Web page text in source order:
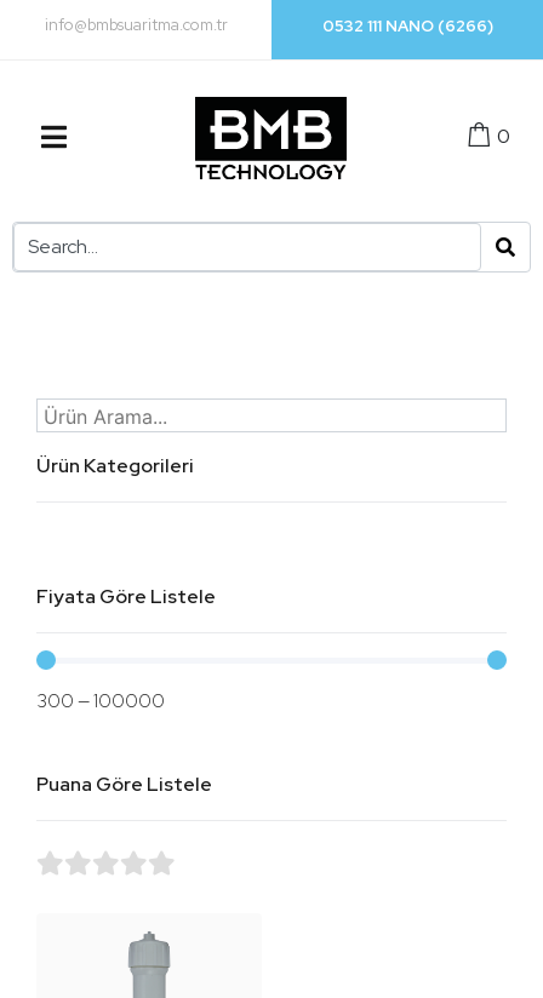
info@bmbsuaritma.com.tr 0532 111 NANO (6266)
0
Ürün Kategorileri
Fiyata Göre Listele
300 —100000
Puana Göre Listele